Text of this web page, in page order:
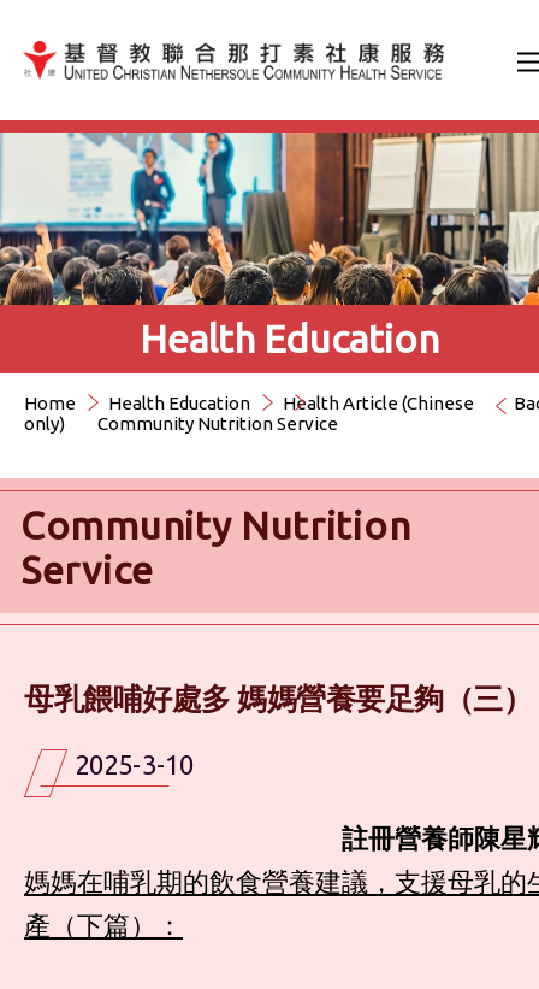
Jump to Content（按輸入鍵
Health Education
Home Health Education
Health Article (Chinese
only)
Community Nutrition Service
Community Nutrition
Service
母乳餵哺好處多 媽媽營養要足夠（三）
2025-3-10
註冊營養師陳星
媽媽在哺乳期的飲食營養建議，支援母乳的
產（下篇）：